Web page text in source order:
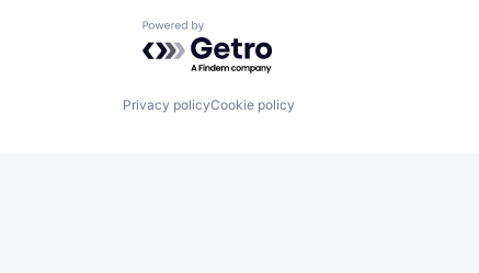
Powered by Getro.com
Privacy policyCookie policy